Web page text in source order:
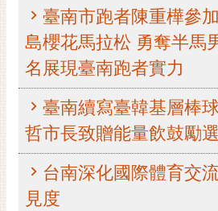
RSS
訂
子
報
臺南市跑者陳重樺參
島櫻花馬拉松 勇奪半馬
名展現臺南跑者實力
臺南續寫臺韓基層棒
哲市長致贈能量飲鼓勵
台南深化國際體育交
見度